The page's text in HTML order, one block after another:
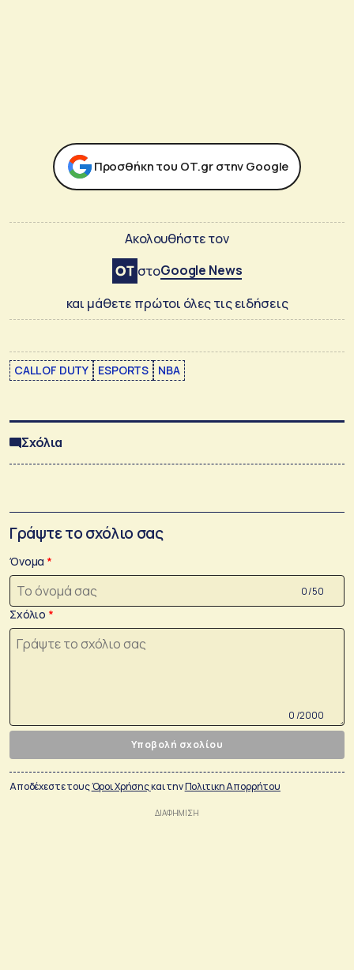
Προσθήκη του ΟΤ.gr στην Google
Ακολουθήστε τον
στοGoogle News
και μάθετε πρώτοι όλες τις ειδήσεις
CALL OF DUTY ESPORTS NBA
Σχόλια
Γράψτε το σχόλιο σας
Όνομα
0 /50
Σχόλιο
0 /2000
Υποβολή σχολίου
Αποδέχεστε τουςΌροι Χρήσηςκαι τηνΠολιτικη Απορρήτου